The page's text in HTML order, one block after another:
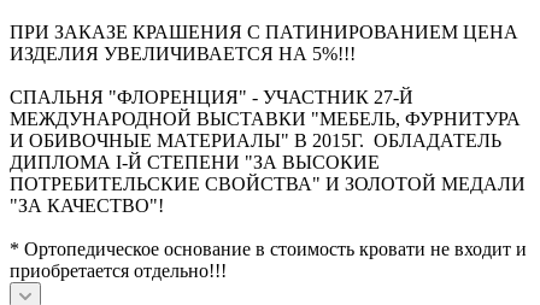
ПРИ ЗАКАЗЕ КРАШЕНИЯ С ПАТИНИРОВАНИЕМ ЦЕНА
ИЗДЕЛИЯ УВЕЛИЧИВАЕТСЯ НА 5%!!!
СПАЛЬНЯ "ФЛОРЕНЦИЯ" - УЧАСТНИК 27-Й
МЕЖДУНАРОДНОЙ ВЫСТАВКИ "МЕБЕЛЬ, ФУРНИТУРА
И ОБИВОЧНЫЕ МАТЕРИАЛЫ" В 2015Г. ОБЛАДАТЕЛЬ
ДИПЛОМА I-Й СТЕПЕНИ "ЗА ВЫСОКИЕ
ПОТРЕБИТЕЛЬСКИЕ СВОЙСТВА" И ЗОЛОТОЙ МЕДАЛИ
"ЗА КАЧЕСТВО"!
* Ортопедическое основание в стоимость кровати не входит и
приобретается отдельно!!!